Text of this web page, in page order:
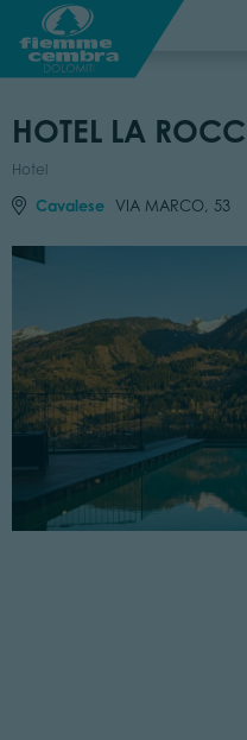
HOTEL LA
Hotel
Cavalese VIA MARCO, 53